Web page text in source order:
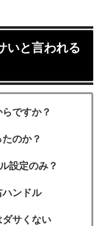
いと言われる
ですか？
のか？
設定のみ？
ハンドル
ダサくない